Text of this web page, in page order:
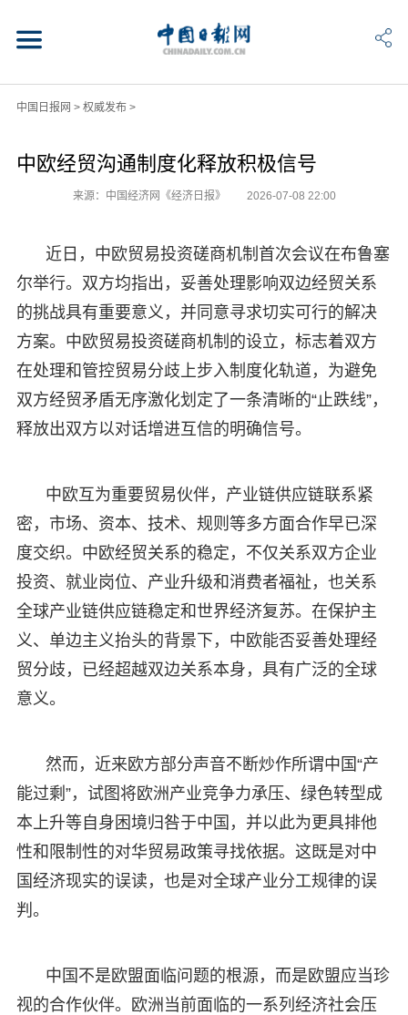
中国日报网 > 权威发布>
中欧经贸沟通制度化释放积极信号
来源：中国经济网《经济日报》 2026-07-08 22:00
近日，中欧贸易投资磋商机制首次会议在布鲁塞
尔举行。双方均指出，妥善处理影响双边经贸关系
的挑战具有重要意义，并同意寻求切实可行的解决
方案。中欧贸易投资磋商机制的设立，标志着双方
在处理和管控贸易分歧上步入制度化轨道，为避免
双方经贸矛盾无序激化划定了一条清晰的“止跌线”，
释放出双方以对话增进互信的明确信号。
中欧互为重要贸易伙伴，产业链供应链联系紧
密，市场、资本、技术、规则等多方面合作早已深
度交织。中欧经贸关系的稳定，不仅关系双方企业
投资、就业岗位、产业升级和消费者福祉，也关系
全球产业链供应链稳定和世界经济复苏。在保护主
义、单边主义抬头的背景下，中欧能否妥善处理经
贸分歧，已经超越双边关系本身，具有广泛的全球
意义。
然而，近来欧方部分声音不断炒作所谓中国“产
能过剩”，试图将欧洲产业竞争力承压、绿色转型成
本上升等自身困境归咎于中国，并以此为更具排他
性和限制性的对华贸易政策寻找依据。这既是对中
国经济现实的误读，也是对全球产业分工规律的误
判。
中国不是欧盟面临问题的根源，而是欧盟应当珍
视的合作伙伴。欧洲当前面临的一系列经济社会压